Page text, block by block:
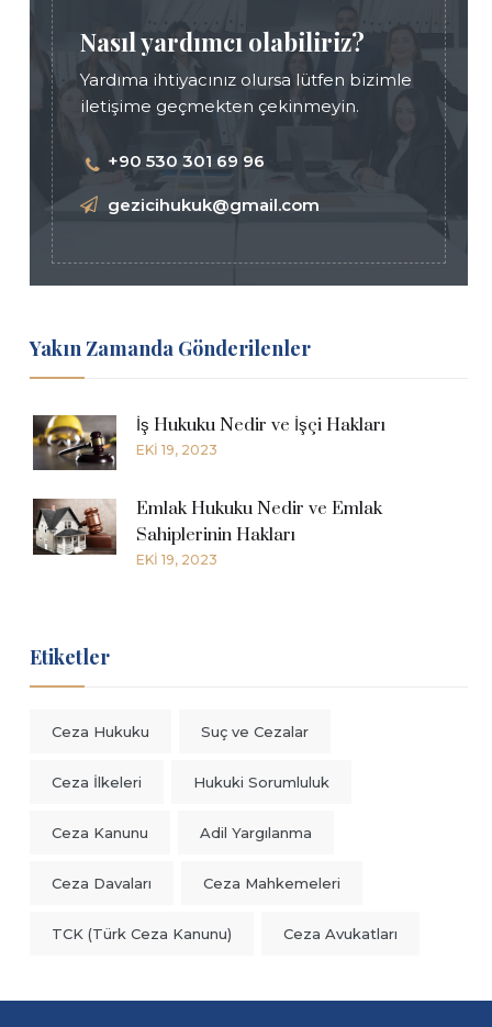
Nasıl yardımcı olabiliriz?
Yardıma ihtiyacınız olursa lütfen bizimle
iletişime geçmekten çekinmeyin.
+90 530 301 69 96
gezicihukuk@gmail.com
Yakın Zamanda Gönderilenler
İş Hukuku Nedir ve İşçi Hakları
EKI 19, 2023
Emlak Hukuku Nedir ve Emlak
Sahiplerinin Hakları
EKI 19, 2023
Etiketler
Ceza Hukuku Suç ve Cezalar
Ceza İlkeleri Hukuki Sorumluluk
Ceza Kanunu Adil Yargılanma
Ceza Davaları Ceza Mahkemeleri
TCK (Türk Ceza Kanunu) Ceza Avukatları